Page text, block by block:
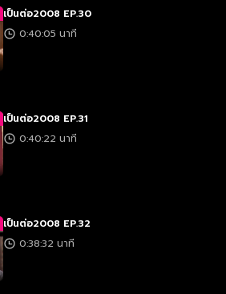
เป็นต่อ2008 EP.30
0:40:05 นาที
เป็นต่อ2008 EP.31
0:40:22 นาที
เป็นต่อ2008 EP.32
0:38:32 นาที